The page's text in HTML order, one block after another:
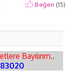
Beğen (15)
Bayılırım..